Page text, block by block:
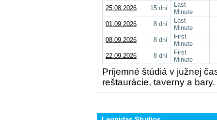
25.08.2026
15 dní
Last
Minute
01.09.2026
8 dní
Last
Minute
08.09.2026
8 dní
First
Minute
22.09.2026
8 dní
First
Minute
Príjemné štúdiá v južnej
reštaurácie, taverny a bary.